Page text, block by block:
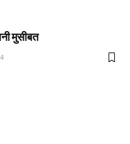
मुसीबत